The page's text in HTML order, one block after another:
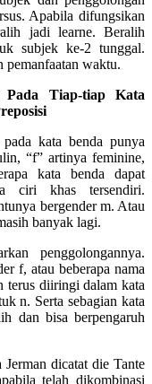
Apabila difungsikan
jadi learne. Beralih
subjek ke-2 tunggal.
pemanfaatan waktu.
Pada Tiap-tiap Kata
kata benda punya
“f” artinya feminine,
kata benda dapat
ciri khas tersendiri.
bergender m. Atau
banyak lagi.
penggolongannya.
f, atau beberapa nama
terus diiringi dalam kata
n. Serta sebagian kata
dan bisa berpengaruh
dicatat die Tante
telah dikombinasi